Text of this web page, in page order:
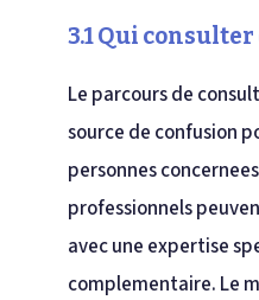
3.1 Qui
Le parcours de
source de confusion
personnes
professionnels
avec une expertise
complementaire. Le